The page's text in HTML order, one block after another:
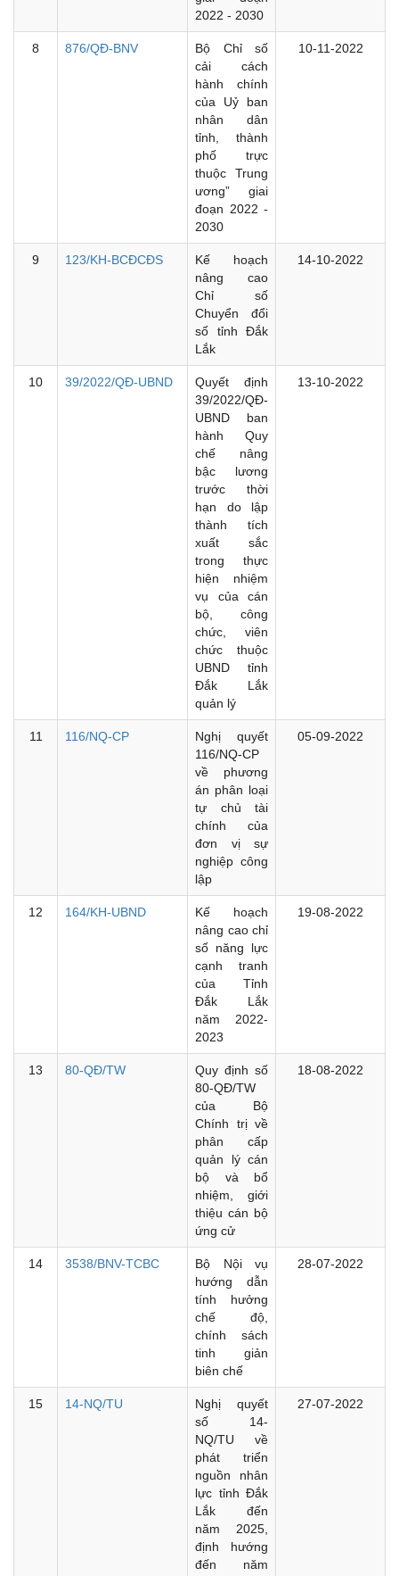
2022 - 2030
8 876/QĐ-BNV
Bộ Chỉ số
cải cách
hành chính
của Uỷ ban
nhân dân
tỉnh, thành
phố trực
thuộc Trung
ương” giai
đoạn 2022 -
2030
10-11-2022
9 123/KH-BCĐCĐS
Kế hoạch
nâng cao
Chỉ số
Chuyển đổi
số tỉnh Đắk
Lắk
14-10-2022
10 39/2022/QĐ-UBND
Quyết định
39/2022/QĐ-
UBND ban
hành Quy
chế nâng
bậc lương
trước thời
hạn do lập
thành tích
xuất sắc
trong thực
hiện nhiệm
vụ của cán
bộ, công
chức, viên
chức thuộc
UBND tỉnh
Đắk Lắk
quản lý
13-10-2022
11 116/NQ-CP
Nghị quyết
116/NQ-CP
về phương
án phân loại
tự chủ tài
chính của
đơn vị sự
nghiệp công
lập
05-09-2022
12 164/KH-UBND
Kế hoạch
nâng cao chỉ
số năng lực
cạnh tranh
của Tỉnh
Đắk Lắk
năm 2022-
2023
19-08-2022
13 80-QĐ/TW
Quy định số
80-QĐ/TW
của Bộ
Chính trị về
phân cấp
quản lý cán
bộ và bổ
nhiệm, giới
thiệu cán bộ
ứng cử
18-08-2022
14 3538/BNV-TCBC
Bộ Nội vụ
hướng dẫn
tính hưởng
chế độ,
chính sách
tinh giản
biên chế
28-07-2022
15 14-NQ/TU
Nghị quyết
số 14-
NQ/TU về
phát triển
nguồn nhân
lực tỉnh Đắk
Lắk đến
năm 2025,
định hướng
đến năm
27-07-2022